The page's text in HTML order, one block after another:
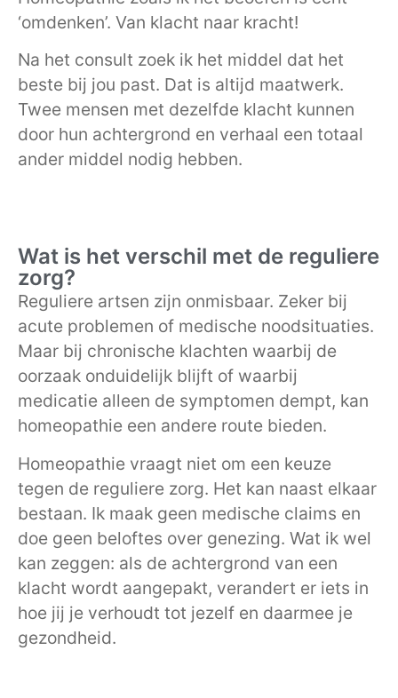
‘omdenken’. Van klacht naar kracht!
Na het consult zoek ik het middel dat het
beste bij jou past. Dat is altijd maatwerk.
Twee mensen met dezelfde klacht kunnen
door hun achtergrond en verhaal een totaal
ander middel nodig hebben.
Wat is het verschil met de reguliere
zorg?
Reguliere artsen zijn onmisbaar. Zeker bij
acute problemen of medische noodsituaties.
Maar bij chronische klachten waarbij de
oorzaak onduidelijk blijft of waarbij
medicatie alleen de symptomen dempt, kan
homeopathie een andere route bieden.
Homeopathie vraagt niet om een keuze
tegen de reguliere zorg. Het kan naast elkaar
bestaan. Ik maak geen medische claims en
doe geen beloftes over genezing. Wat ik wel
kan zeggen: als de achtergrond van een
klacht wordt aangepakt, verandert er iets in
hoe jij je verhoudt tot jezelf en daarmee je
gezondheid.